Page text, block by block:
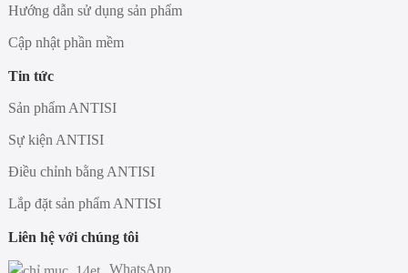
Hướng dẫn sử dụng sản phẩm
Cập nhật phần mềm
Tin tức
Sản phẩm ANTISI
Sự kiện ANTISI
Điều chỉnh bằng ANTISI
Lắp đặt sản phẩm ANTISI
Liên hệ với chúng tôi
WhatsApp